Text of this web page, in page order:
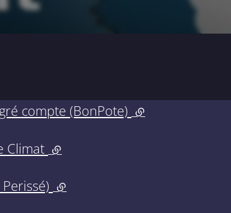
compte (BonPote) (lien externe)
Climat (lien externe)
(lien externe)